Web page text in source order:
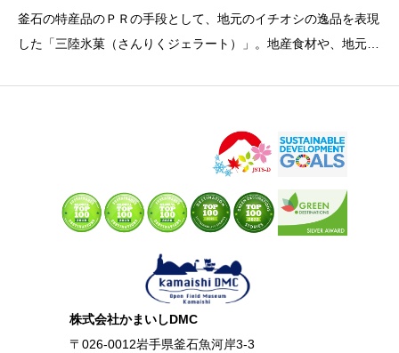
釜石の特産品のＰＲの手段として、地元のイチオシの逸品を表現
した「三陸氷菓（さんりくジェラート）」。地産食材や、地元の
株式会社かまいしDMC
〒026-0012岩手県釜石魚河岸3-3